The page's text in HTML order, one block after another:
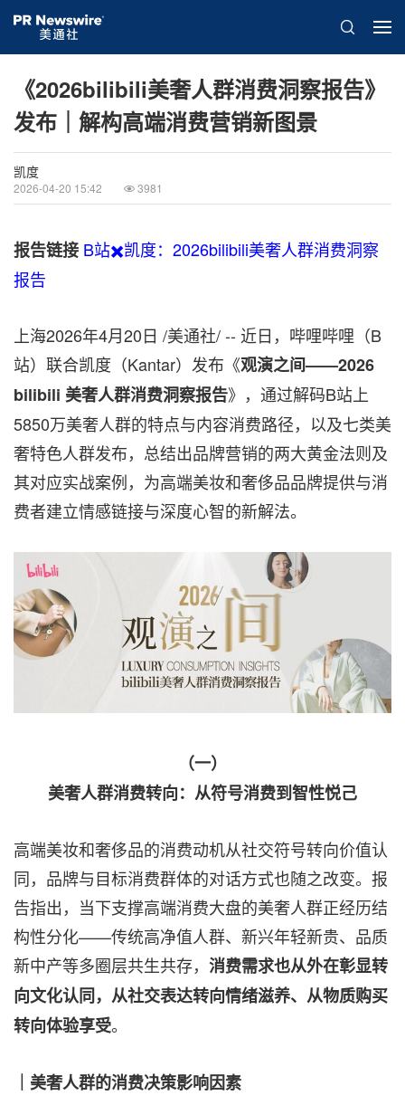
《2026bilibili美奢人群消费洞察报告》
发布｜解构高端消费营销新图景
凯度
2026-04-20 15:42 3981
报告链接 B站✖️凯度：2026bilibili美奢人群消费洞察
报告
上海2026年4月20日 /美通社/ -- 近日，哔哩哔哩（B
站）联合凯度（Kantar）发布《观演之间——2026
bilibili 美奢人群消费洞察报告》，通过解码B站上
5850万美奢人群的特点与内容消费路径，以及七类美
奢特色人群发布，总结出品牌营销的两大黄金法则及
其对应实战案例，为高端美妆和奢侈品品牌提供与消
费者建立情感链接与深度心智的新解法。
（一）
美奢人群消费转向：从符号消费到智性悦己
高端美妆和奢侈品的消费动机从社交符号转向价值认
同，品牌与目标消费群体的对话方式也随之改变。报
告指出，当下支撑高端消费大盘的美奢人群正经历结
构性分化——传统高净值人群、新兴年轻新贵、品质
新中产等多圈层共生共存， 消费需求也从外在彰显转
向文化认同，从社交表达转向情绪滋养、从物质购买
转向体验享受。
｜美奢人群的消费决策影响因素